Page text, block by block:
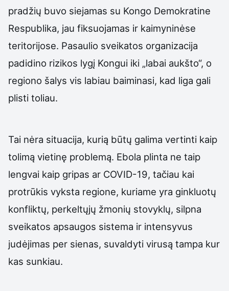
pradžių buvo siejamas su Kongo Demokratine
Respublika, jau fiksuojamas ir kaimyninėse
teritorijose. Pasaulio sveikatos organizacija
padidino rizikos lygį Kongui iki „labai aukšto“, o
regiono šalys vis labiau baiminasi, kad liga gali
plisti toliau.
Tai nėra situacija, kurią būtų galima vertinti kaip
tolimą vietinę problemą. Ebola plinta ne taip
lengvai kaip gripas ar COVID-19, tačiau kai
protrūkis vyksta regione, kuriame yra ginkluotų
konfliktų, perkeltųjų žmonių stovyklų, silpna
sveikatos apsaugos sistema ir intensyvus
judėjimas per sienas, suvaldyti virusą tampa kur
kas sunkiau.